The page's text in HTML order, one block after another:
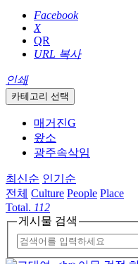
Facebook
X
QR
URL 복사
인쇄
카테고리 선택
매거진G
왔소
광주속삭임
최신순 인기순
전체 Culture People Place
Total. 112
게시물 검색